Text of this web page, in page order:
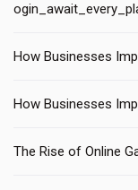
How Businesses
How Businesses
The Rise of Online